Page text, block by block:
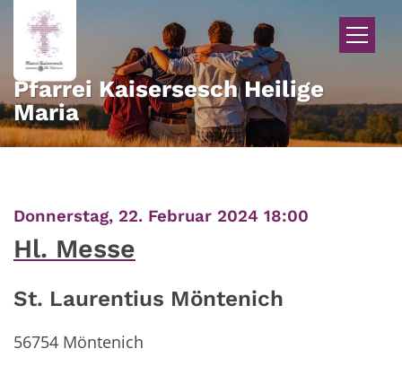
Zum Inhalt springen
Pfarrei Kaisersesch Heilige
Maria
Donnerstag, 22. Februar 2024 18:00
Hl. Messe
St. Laurentius Möntenich
56754 Möntenich